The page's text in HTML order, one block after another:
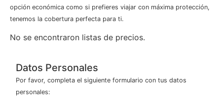
opción económica como si prefieres viajar con máxima protección,
tenemos la cobertura perfecta para ti.
No se encontraron listas de precios.
Datos Personales
Por favor, completa el siguiente formulario con tus datos
personales: